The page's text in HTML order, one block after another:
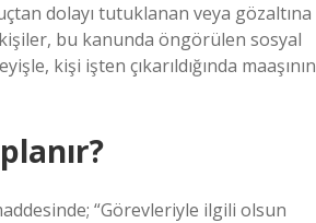
dolayı tutuklanan veya gözaltına
bu kanunda öngörülen sosyal
kişi işten çıkarıldığında maaşının
“Görevleriyle ilgili olsun